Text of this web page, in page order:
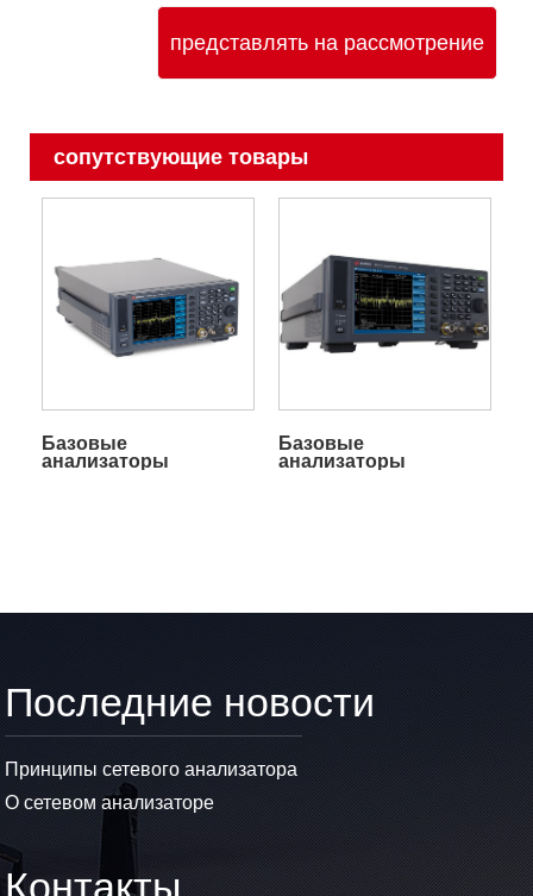
представлять на рассмотрение
сопутствующие товары
Базовые
анализаторы
Базовые
анализаторы
Последние новости
Принципы сетевого анализатора
О сетевом анализаторе
Контакты